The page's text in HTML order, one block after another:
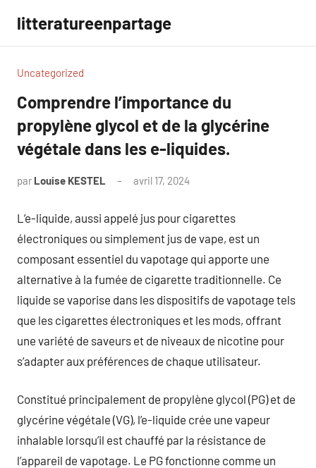
contenu
litteratureenpartage
Uncategorized
Comprendre l’importance du
propylène glycol et de la glycérine
végétale dans les e-liquides.
par Louise KESTEL avril 17, 2024
L’e-liquide, aussi appelé jus pour cigarettes
électroniques ou simplement jus de vape, est un
composant essentiel du vapotage qui apporte une
alternative à la fumée de cigarette traditionnelle. Ce
liquide se vaporise dans les dispositifs de vapotage tels
que les cigarettes électroniques et les mods, offrant
une variété de saveurs et de niveaux de nicotine pour
s’adapter aux préférences de chaque utilisateur.
Constitué principalement de propylène glycol (PG) et de
glycérine végétale (VG), l’e-liquide crée une vapeur
inhalable lorsqu’il est chauffé par la résistance de
l’appareil de vapotage. Le PG fonctionne comme un